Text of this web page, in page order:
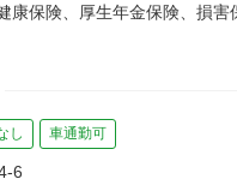
康保険、厚生年金保険、損害
し 車通勤可
6